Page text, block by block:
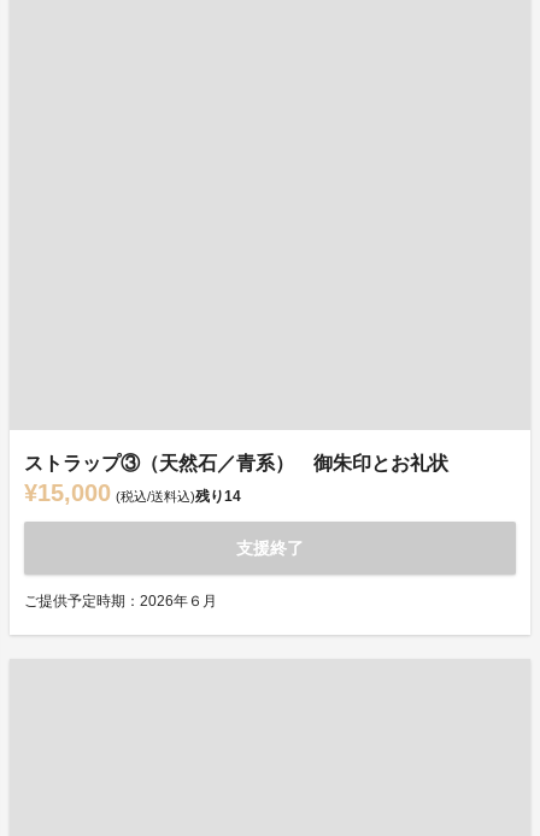
ストラップ③（天然石／青系） 御朱印とお礼状
¥15,000 (税込/送料込)残り14
支援終了
ご提供予定時期：2026年６月